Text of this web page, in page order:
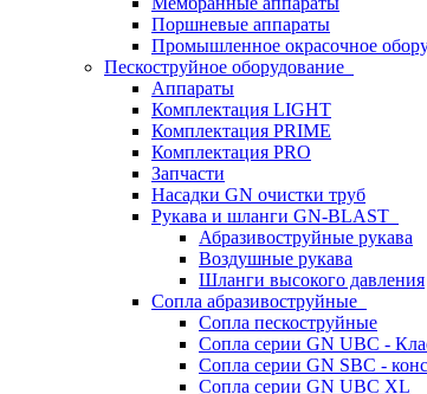
Поршневые аппараты
Промышленное окрасочное
Пескоструйное оборудование
Аппараты
Комплектация LIGHT
Комплектация PRIME
Комплектация PRO
Запчасти
Насадки GN очистки труб
Рукава и шланги GN-BLAST
Абразивоструйные рукава
Воздушные рукава
Шланги высокого давления
Сопла абразивоструйные
Сопла пескоструйные
Сопла серии GN UBC -
Сопла серии GN SBC -
Сопла серии GN UBC XL